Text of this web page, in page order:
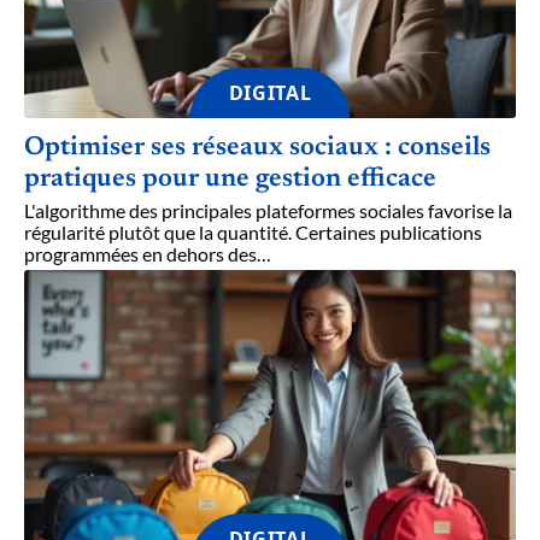
DIGITAL
Optimiser ses réseaux sociaux : conseils
pratiques pour une gestion efficace
L'algorithme des principales plateformes sociales favorise la
régularité plutôt que la quantité. Certaines publications
programmées en dehors des